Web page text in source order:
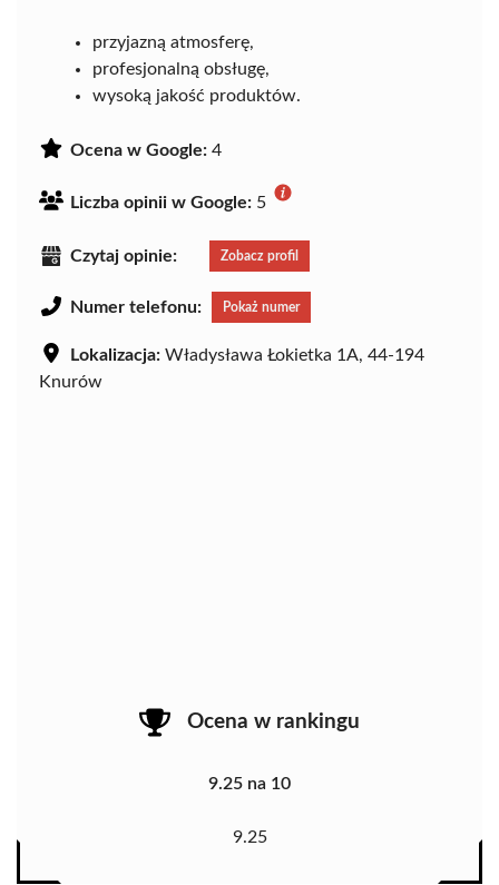
przyjazną atmosferę,
profesjonalną obsługę,
wysoką jakość produktów.
Ocena w Google: 4
Liczba opinii w Google: 5
Czytaj opinie: Zobacz profil
Numer telefonu: Pokaż numer
Lokalizacja: Władysława Łokietka 1A, 44-194
Knurów
Ocena w rankingu
9.25 na 10
9.25